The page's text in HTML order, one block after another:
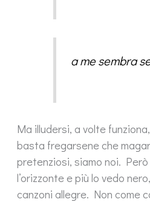
a me sembra
Ma illudersi, a volte
basta fregarsene che
pretenziosi, siamo noi.
l’orizzonte e più lo vedo
canzoni allegre. Non come